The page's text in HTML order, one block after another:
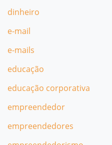
dinheiro
e-mail
e-mails
educação
educação corporativa
empreendedor
empreendedores